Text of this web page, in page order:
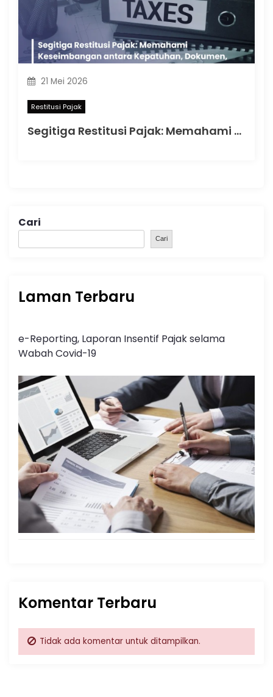
21 Mei 2026
Restitusi Pajak
Segitiga Restitusi Pajak: Memahami Keseimbangan antara Kepatuhan, Dokumen, dan Pemeriksaan
Cari
Cari
Laman Terbaru
e-Reporting, Laporan Insentif Pajak selama
Wabah Covid-19
Komentar Terbaru
Tidak ada komentar untuk ditampilkan.